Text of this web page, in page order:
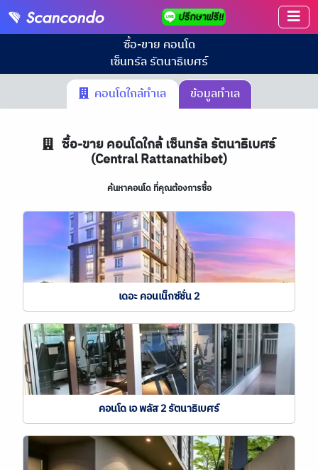
ซื้อ-ขาย คอนโด
เซ็นทรัล รัตนาธิเบศร์
คอนโดใกล้ทำเล
ข้อมูลทำเล
ซื้อ-ขาย คอนโดใกล้ เซ็นทรัล รัตนาธิเบศร์
(Central Rattanathibet)
ค้นหาคอนโด ที่คุณต้องการซื้อ
เดอะ คอนเน็กซ์ชั่น 2
คอนโด เอ พลัส 2 รัตนาธิเบศร์